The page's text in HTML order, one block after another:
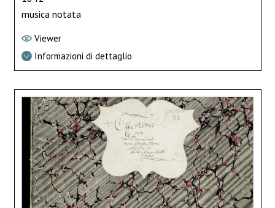
musica notata
Viewer
Informazioni di dettaglio